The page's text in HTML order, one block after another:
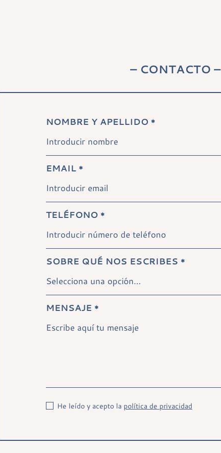
– CONTACTO –
NOMBRE Y APELLIDO *
EMAIL *
TELÉFONO *
SOBRE QUÉ NOS ESCRIBES *
MENSAJE *
He leído y acepto la política de privacidad